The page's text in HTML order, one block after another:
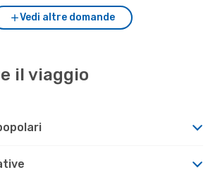
Vedi altre domande
il viaggio